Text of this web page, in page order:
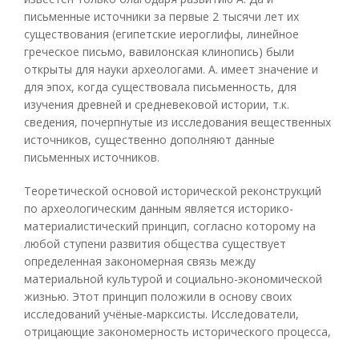
письменные источники за первые 2 тысячи лет их
существования (египетские иероглифы, линейное
греческое письмо, вавилонская клинопись) были
открыты для науки археологами. А. имеет значение и
для эпох, когда существовала письменность, для
изучения древней и средневековой истории, т.к.
сведения, почерпнутые из исследования вещественных
источников, существенно дополняют данные
письменных источников.
Теоретической основой исторической реконструкций
по археологическим данным является историко-
материалистический принцип, согласно которому на
любой ступени развития общества существует
определенная закономерная связь между
материальной культурой и социально-экономической
жизнью. Этот принцип положили в основу своих
исследований учёные-марксисты. Исследователи,
отрицающие закономерность исторического процесса,